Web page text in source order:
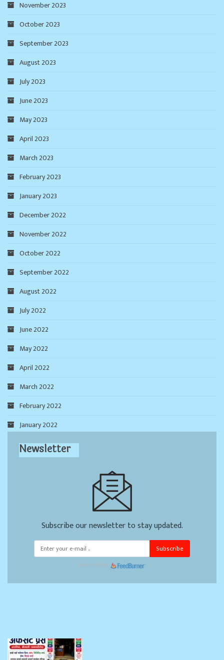
November 2023
October 2023
September 2023
August 2023
July 2023
June 2023
May 2023
April 2023
March 2023
February 2023
January 2023
December 2022
November 2022
October 2022
September 2022
August 2022
July 2022
June 2022
May 2022
April 2022
March 2022
February 2022
January 2022
Newsletter
Subscribe our newsletter to stay updated.
Subscribe